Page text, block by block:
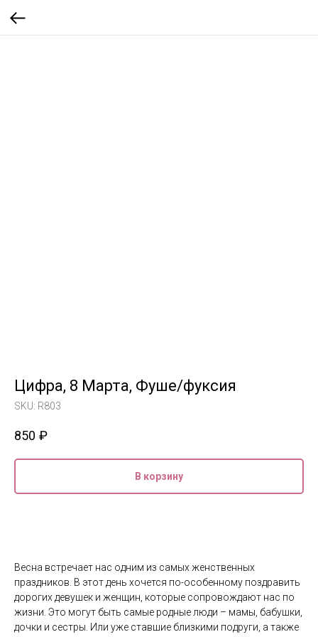
Цифра, 8 Марта, Фуше/фуксия
SKU: R803
850 ₽
В корзину
Весна встречает нас одним из самых женственных
праздников. В этот день хочется по-особенному поздравить
дорогих девушек и женщин, которые сопровождают нас по
жизни. Это могут быть самые родные люди – мамы, бабушки,
дочки и сестры. Или уже ставшие близкими подруги, а также